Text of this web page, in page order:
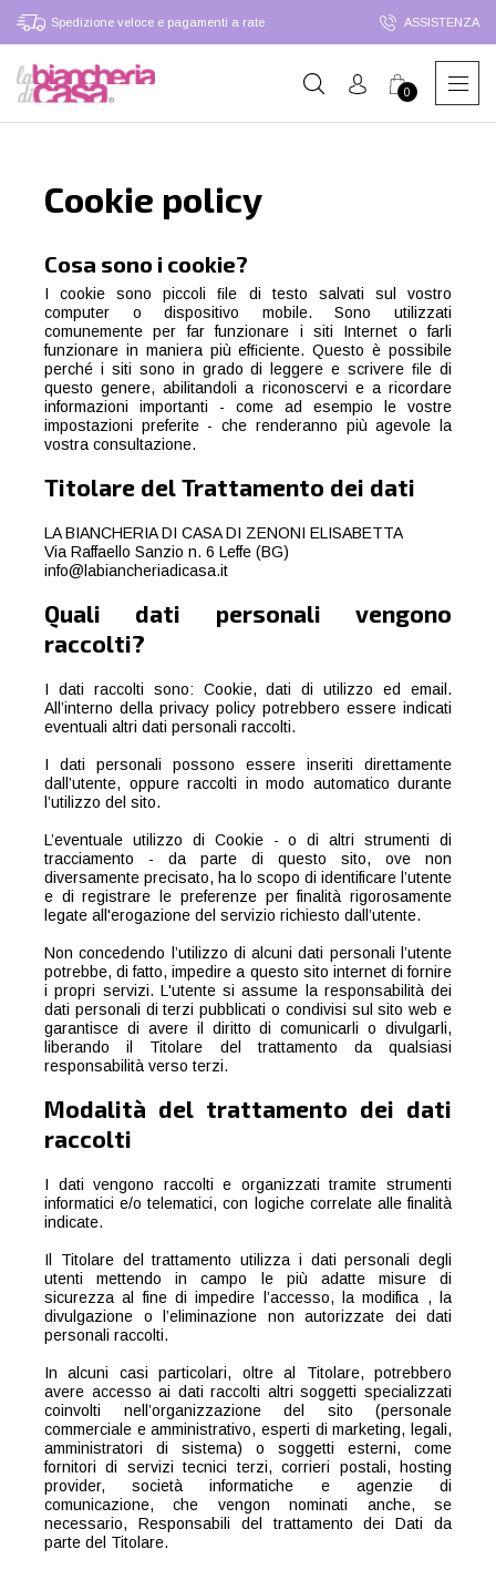
Spedizione veloce e pagamenti a rate ASSISTENZA
0
Cookie policy
Cosa sono i cookie?
I cookie sono piccoli ﬁle di testo salvati sul vostro
computer o dispositivo mobile. Sono utilizzati
comunemente per far funzionare i siti Internet o farli
funzionare in maniera più efﬁciente. Questo è possibile
perché i siti sono in grado di leggere e scrivere ﬁle di
questo genere, abilitandoli a riconoscervi e a ricordare
informazioni importanti - come ad esempio le vostre
impostazioni preferite - che renderanno più agevole la
vostra consultazione.
Titolare del Trattamento dei dati
LA BIANCHERIA DI CASA DI ZENONI ELISABETTA
Via Raffaello Sanzio n. 6 Leffe (BG)
info@labiancheriadicasa.it
Quali dati personali vengono
raccolti?
I dati raccolti sono: Cookie, dati di utilizzo ed email.
All’interno della privacy policy potrebbero essere indicati
eventuali altri dati personali raccolti.
I dati personali possono essere inseriti direttamente
dall’utente, oppure raccolti in modo automatico durante
l’utilizzo del sito.
L’eventuale utilizzo di Cookie - o di altri strumenti di
tracciamento - da parte di questo sito, ove non
diversamente precisato, ha lo scopo di identificare l’utente
e di registrare le preferenze per finalità rigorosamente
legate all'erogazione del servizio richiesto dall’utente.
Non concedendo l’utilizzo di alcuni dati personali l’utente
potrebbe, di fatto, impedire a questo sito internet di fornire
i propri servizi. L'utente si assume la responsabilità dei
dati personali di terzi pubblicati o condivisi sul sito web e
garantisce di avere il diritto di comunicarli o divulgarli,
liberando il Titolare del trattamento da qualsiasi
responsabilità verso terzi.
Modalità del trattamento dei dati
raccolti
I dati vengono raccolti e organizzati tramite strumenti
informatici e/o telematici, con logiche correlate alle finalità
indicate.
Il Titolare del trattamento utilizza i dati personali degli
utenti mettendo in campo le più adatte misure di
sicurezza al fine di impedire l’accesso, la modifica , la
divulgazione o l’eliminazione non autorizzate dei dati
personali raccolti.
In alcuni casi particolari, oltre al Titolare, potrebbero
avere accesso ai dati raccolti altri soggetti specializzati
coinvolti nell’organizzazione del sito (personale
commerciale e amministrativo, esperti di marketing, legali,
amministratori di sistema) o soggetti esterni, come
fornitori di servizi tecnici terzi, corrieri postali, hosting
provider, società informatiche e agenzie di
comunicazione, che vengon nominati anche, se
necessario, Responsabili del trattamento dei Dati da
parte del Titolare.